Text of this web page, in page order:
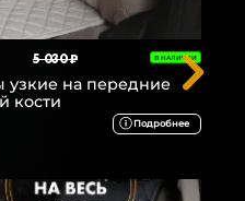
5 030 ₽ В НАЛИЧИИ
узкие на передние
кости
Подробнее